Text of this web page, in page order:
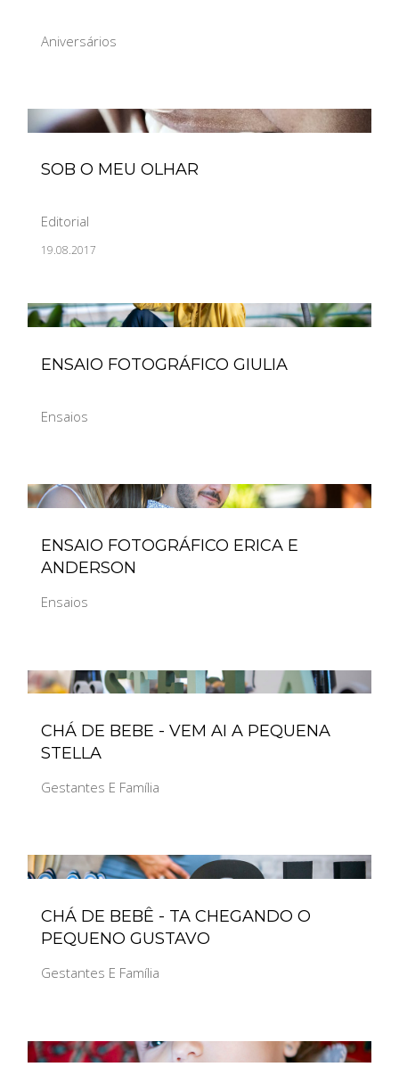
Aniversários
SOB O MEU OLHAR
Editorial
19.08.2017
ENSAIO FOTOGRÁFICO GIULIA
Ensaios
ENSAIO FOTOGRÁFICO ERICA E
ANDERSON
Ensaios
CHÁ DE BEBE - VEM AI A PEQUENA
STELLA
Gestantes E Família
CHÁ DE BEBÊ - TA CHEGANDO O
PEQUENO GUSTAVO
Gestantes E Família